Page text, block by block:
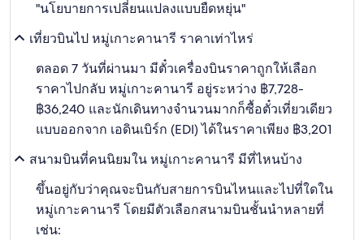
"นโยบายการเปลี่ยนแปลงแบบยืดหยุ่น"
เที่ยวบินไป หมู่เกาะคานารี ราคาเท่าไหร่
ตลอด 7 วันที่ผ่านมา มีตั๋วเครื่องบินราคาถูกให้เลือก
ราคาไปกลับ หมู่เกาะคานารี อยู่ระหว่าง ฿7,728-
฿36,240 และนักเดินทางจำนวนมากก็ซื้อตั๋วเที่ยวเดียว
แบบออกจาก เอดินเบิร์ก (EDI) ได้ในราคาเพียง ฿3,201
สนามบินที่คนนิยมใน หมู่เกาะคานารี มีที่ไหนบ้าง
ขึ้นอยู่กับว่าคุณจะบินกับสายการบินไหนและไปที่ใดใน
หมู่เกาะคานารี โดยมีตัวเลือกสนามบินชั้นนำหลายที่
เช่น: